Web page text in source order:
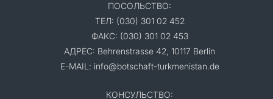
ПОСОЛЬСТВО:
ТЕЛ: (030) 301 02 452
ФАКС: (030) 301 02 453
АДРЕС: Behrenstrasse 42, 10117 Berlin
E-MAIL: info@botschaft-turkmenistan.de
КОНСУЛЬСТВО: